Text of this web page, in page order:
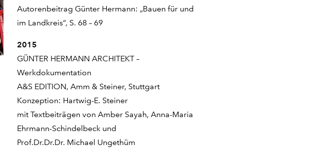
Autorenbeitrag Günter Hermann: „Bauen für und
im Landkreis“, S. 68 – 69
2015
GÜNTER HERMANN ARCHITEKT –
Werkdokumentation
A&S EDITION, Amm & Steiner, Stuttgart
Konzeption: Hartwig-E. Steiner
mit Textbeiträgen von Amber Sayah, Anna-Maria
Ehrmann-Schindelbeck und
Prof.Dr.Dr.Dr. Michael Ungethüm